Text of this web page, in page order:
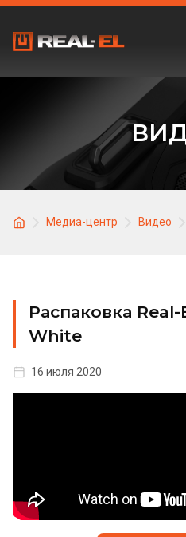
Медиа-центр Видео
Распаковка Real-
White
16 июля 2020